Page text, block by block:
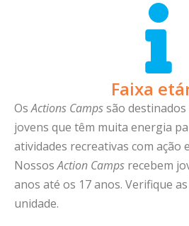
Faixa
OsActions Campssão
jovens que têm muita energia
atividades recreativas com ação
NossosAction Camps recebem
anos até os 17 anos. Verifique
unidade.